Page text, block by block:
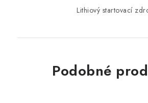
Lithiový startovací
Podobné